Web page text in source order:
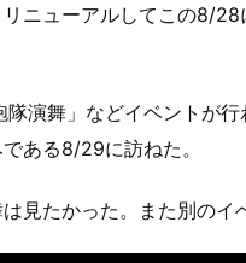
ニューアルしてこの8/
演舞」などイベントが
ある8/29に訪ねた。
は見たかった。また別のイ